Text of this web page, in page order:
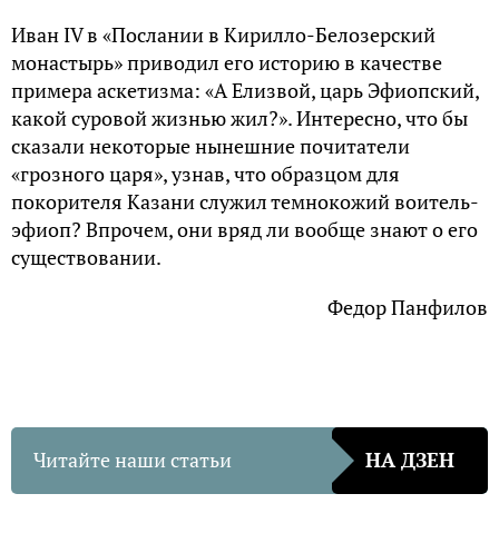
Иван IV в «Послании в Кирилло-Белозерский
монастырь» приводил его историю в качестве
примера аскетизма: «А Елизвой, царь Эфиопский,
какой суровой жизнью жил?». Интересно, что бы
сказали некоторые нынешние почитатели
«грозного царя», узнав, что образцом для
покорителя Казани служил темнокожий воитель-
эфиоп? Впрочем, они вряд ли вообще знают о его
существовании.
Федор Панфилов
Читайте наши статьи НА ДЗЕН